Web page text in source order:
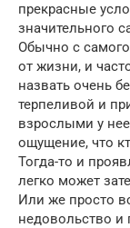
прекрасные
значительного
Обычно с самого
от жизни, и
назвать очень
терпеливой и
взрослыми у
ощущение, что
Тогда-то и
легко может
Или же просто
недовольство и